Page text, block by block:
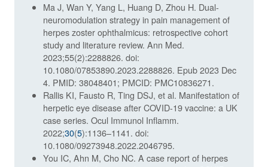
Ma J, Wan Y, Yang L, Huang D, Zhou H. Dual-
neuromodulation strategy in pain management of
herpes zoster ophthalmicus: retrospective cohort
study and literature review. Ann Med.
2023;55(2):2288826. doi:
10.1080/07853890.2023.2288826. Epub 2023 Dec
4. PMID: 38048401; PMCID: PMC10836271.
Rallis KI, Fausto R, Ting DSJ, et al. Manifestation of
herpetic eye disease after COVID-19 vaccine: a UK
case series. Ocul Immunol Inflamm.
2022;30(5):1136–1141. doi:
10.1080/09273948.2022.2046795.
You IC, Ahn M, Cho NC. A case report of herpes